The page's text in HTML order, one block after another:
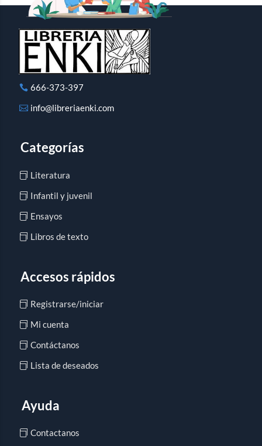
666-373-397
info@libreriaenki.com
Categorías
Literatura
Infantil y juvenil
Ensayos
Libros de texto
Accesos rápidos
Registrarse/iniciar
Mi cuenta
Contáctanos
Lista de deseados
Ayuda
Contactanos